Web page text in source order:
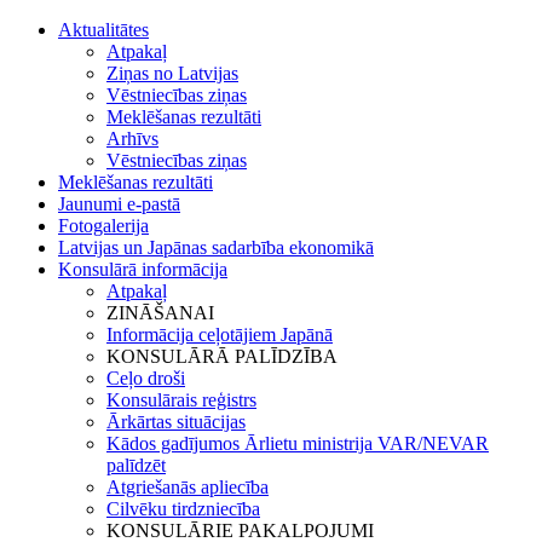
Aktualitātes
Atpakaļ
Ziņas no Latvijas
Vēstniecības ziņas
Meklēšanas rezultāti
Arhīvs
Vēstniecības ziņas
Meklēšanas rezultāti
Jaunumi e-pastā
Fotogalerija
Latvijas un Japānas sadarbība ekonomikā
Konsulārā informācija
Atpakaļ
ZINĀŠANAI
Informācija ceļotājiem Japānā
KONSULĀRĀ PALĪDZĪBA
Ceļo droši
Konsulārais reģistrs
Ārkārtas situācijas
Kādos gadījumos Ārlietu ministrija VAR/NEVAR
palīdzēt
Atgriešanās apliecība
Cilvēku tirdzniecība
KONSULĀRIE PAKALPOJUMI